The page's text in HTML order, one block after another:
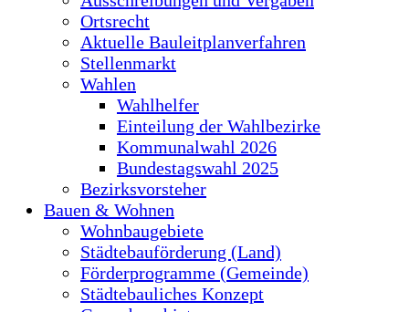
Ortsrecht
Aktuelle Bauleitplanverfahren
Stellenmarkt
Wahlen
Wahlhelfer
Einteilung der Wahlbezirke
Kommunalwahl 2026
Bundestagswahl 2025
Bezirksvorsteher
Bauen & Wohnen
Wohnbaugebiete
Städtebauförderung (Land)
Förderprogramme (Gemeinde)
Städtebauliches Konzept